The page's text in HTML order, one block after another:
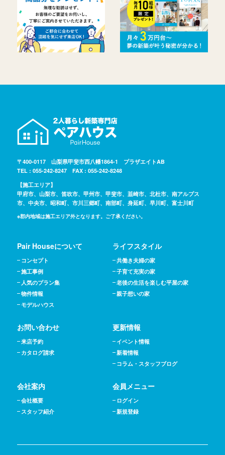
〒400-0117 山梨県甲斐市西八幡1864-1 プラザエイトAB
TEL : 055-242-8247 FAX : 055-242-8248
【施工エリア】
甲府市、山梨市、笛吹市、甲州市、甲斐市、韮崎市、北杜市、南アルプス
市、中央市、昭和町、市川三郷町、南部町、身延町、早川町、富士川町
※郡内地域は施工エリア外となります。ご了承ください。
Pair Houseについて
コンセプト
施工事例
人気のプラン集
物件情報
モデルハウス
ライフスタイル
共働き夫婦の家
子育て充実の家
老後の生活を楽しむ平屋の家
親子想いの家
お問い合わせ
来店予約
カタログ請求
更新情報
イベント情報
新着情報
コラム・スタッフブログ
会社案内
会社概要
スタッフ紹介
会員メニュー
ログイン
新規登録